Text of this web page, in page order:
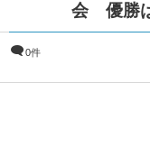
会 優勝
0件